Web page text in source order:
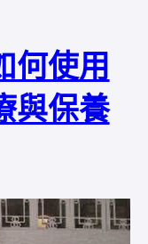
何使用
與保養